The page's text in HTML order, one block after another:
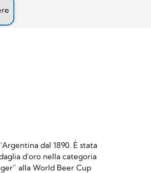
dal 1890. È stata
d'oro nella categoria
alla World Beer Cup